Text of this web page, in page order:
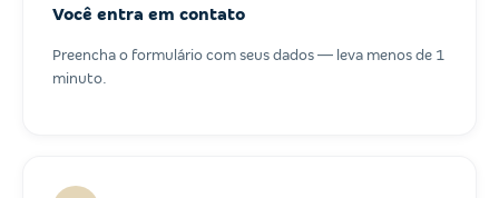
Você entra em contato
Preencha o formulário com seus dados — leva menos de 1
minuto.